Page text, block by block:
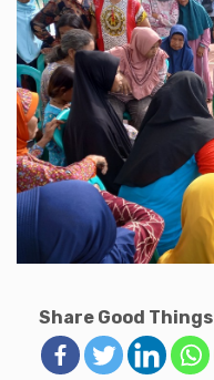
Share Good Things